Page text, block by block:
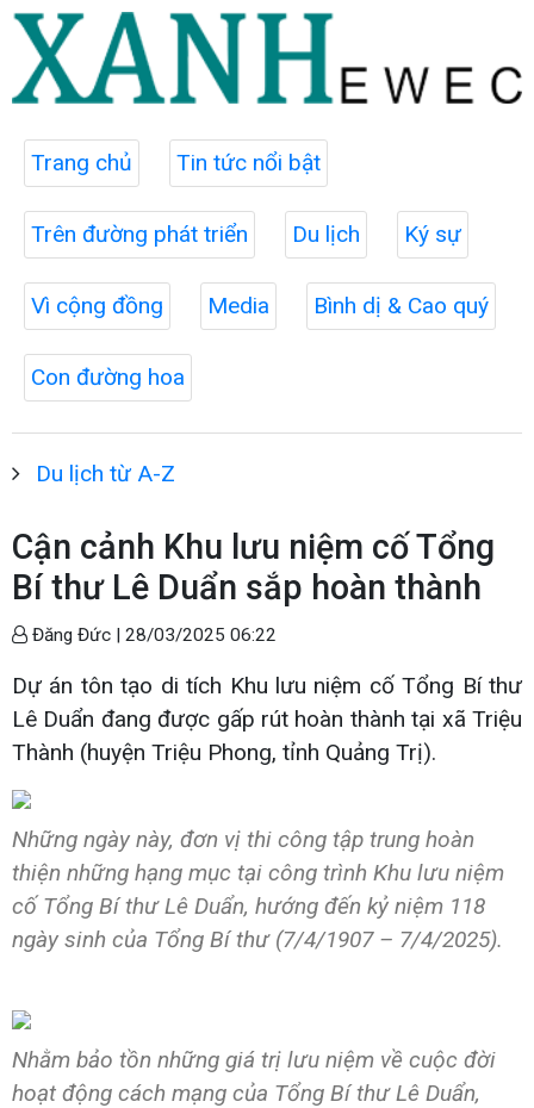
Trang chủ Tin tức nổi bật
Trên đường phát triển Du lịch Ký sự
Vì cộng đồng Media Bình dị & Cao quý
Con đường hoa
Du lịch từ A-Z
Cận cảnh Khu lưu niệm cố Tổng
Bí thư Lê Duẩn sắp hoàn thành
Đăng Đức | 28/03/2025 06:22
Dự án tôn tạo di tích Khu lưu niệm cố Tổng Bí thư
Lê Duẩn đang được gấp rút hoàn thành tại xã Triệu
Thành (huyện Triệu Phong, tỉnh Quảng Trị).
Những ngày này, đơn vị thi công tập trung hoàn
thiện những hạng mục tại công trình Khu lưu niệm
cố Tổng Bí thư Lê Duẩn, hướng đến kỷ niệm 118
ngày sinh của Tổng Bí thư (7/4/1907 – 7/4/2025).
Nhằm bảo tồn những giá trị lưu niệm về cuộc đời
hoạt động cách mạng của Tổng Bí thư Lê Duẩn,